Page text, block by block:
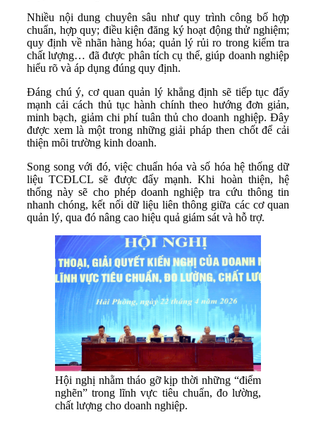
Nhiều nội dung chuyên sâu như quy trình công bố hợp
chuẩn, hợp quy; điều kiện đăng ký hoạt động thử nghiệm;
quy định về nhãn hàng hóa; quản lý rủi ro trong kiểm tra
chất lượng… đã được phân tích cụ thể, giúp doanh nghiệp
hiểu rõ và áp dụng đúng quy định.
Đáng chú ý, cơ quan quản lý khẳng định sẽ tiếp tục đẩy
mạnh cải cách thủ tục hành chính theo hướng đơn giản,
minh bạch, giảm chi phí tuân thủ cho doanh nghiệp. Đây
được xem là một trong những giải pháp then chốt để cải
thiện môi trường kinh doanh.
Song song với đó, việc chuẩn hóa và số hóa hệ thống dữ
liệu TCĐLCL sẽ được đẩy mạnh. Khi hoàn thiện, hệ
thống này sẽ cho phép doanh nghiệp tra cứu thông tin
nhanh chóng, kết nối dữ liệu liên thông giữa các cơ quan
quản lý, qua đó nâng cao hiệu quả giám sát và hỗ trợ.
Hội nghị nhằm tháo gỡ kịp thời những “điểm
nghẽn” trong lĩnh vực tiêu chuẩn, đo lường,
chất lượng cho doanh nghiệp.